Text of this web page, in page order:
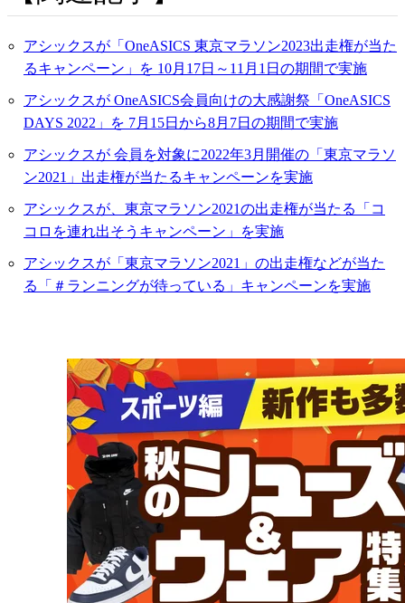
アシックスが「OneASICS 東京マラソン2023出走権が当た
るキャンペーン」を 10月17日～11月1日の期間で実施
アシックスが OneASICS会員向けの大感謝祭「OneASICS
DAYS 2022」を 7月15日から8月7日の期間で実施
アシックスが 会員を対象に2022年3⽉開催の「東京マラソ
ン2021」出走権が当たるキャンペーンを実施
アシックスが、東京マラソン2021の出走権が当たる「コ
コロを連れ出そうキャンペーン」を実施
アシックスが「東京マラソン2021」の出走権などが当た
る「＃ランニングが待っている」キャンペーンを実施